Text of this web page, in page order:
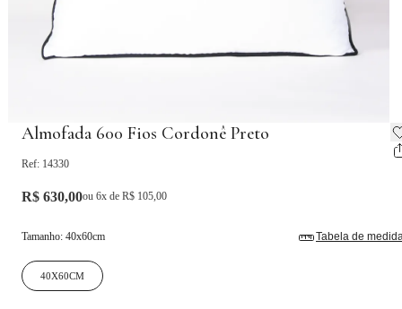
Almofada 600 Fios Cordonê Preto
Ref: 14330
R$ 630,00ou 6x de R$ 105,00
Tamanho: 40x60cm Tabela de
40X60CM